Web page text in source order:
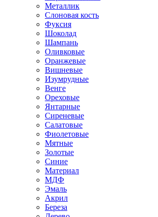
Металлик
Слоновая кость
Фуксия
Шоколад
Шампань
Оливковые
Оранжевые
Вишневые
Изумрудные
Венге
Ореховые
Янтарные
Сиреневые
Салатовые
Фиолетовые
Мятные
Золотые
Синие
Материал
МДФ
Эмаль
Акрил
Береза